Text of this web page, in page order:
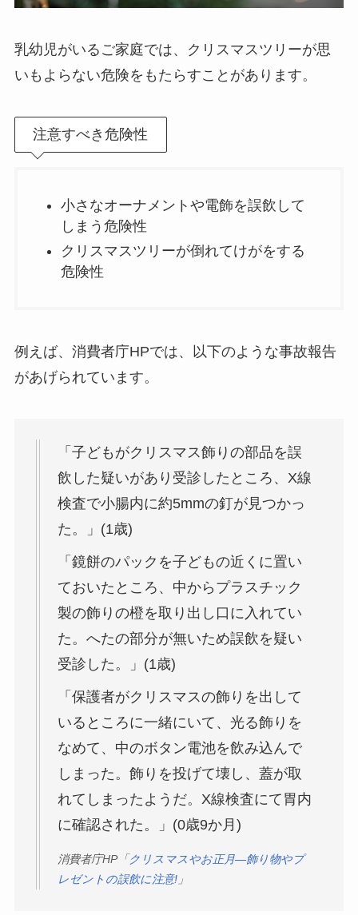
乳幼児がいるご家庭では、クリスマスツリーが思
いもよらない危険をもたらすことがあります。
注意すべき危険性
小さなオーナメントや電飾を誤飲して
しまう危険性
クリスマスツリーが倒れてけがをする
危険性
例えば、消費者庁HPでは、以下のような事故報告
があげられています。
「子どもがクリスマス飾りの部品を誤
飲した疑いがあり受診したところ、X線
検査で小腸内に約5mmの釘が見つかっ
た。」(1歳)
「鏡餅のパックを子どもの近くに置い
ておいたところ、中からプラスチック
製の飾りの橙を取り出し口に入れてい
た。へたの部分が無いため誤飲を疑い
受診した。」(1歳)
「保護者がクリスマスの飾りを出して
いるところに一緒にいて、光る飾りを
なめて、中のボタン電池を飲み込んで
しまった。飾りを投げて壊し、蓋が取
れてしまったようだ。X線検査にて胃内
に確認された。」(0歳9か月)
消費者庁HP「 クリスマスやお正月―飾り物やプ
レゼントの誤飲に注意!」